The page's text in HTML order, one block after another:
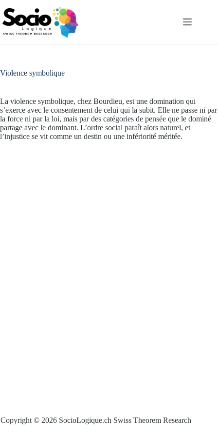
au
contenu
Violence symbolique
La violence symbolique, chez Bourdieu, est une domination qui
s’exerce avec le consentement de celui qui la subit. Elle ne passe ni par
la force ni par la loi, mais par des catégories de pensée que le dominé
partage avec le dominant. L’ordre social paraît alors naturel, et
l’injustice se vit comme un destin ou une infériorité méritée.
Copyright © 2026 SocioLogique.ch Swiss Theorem Research